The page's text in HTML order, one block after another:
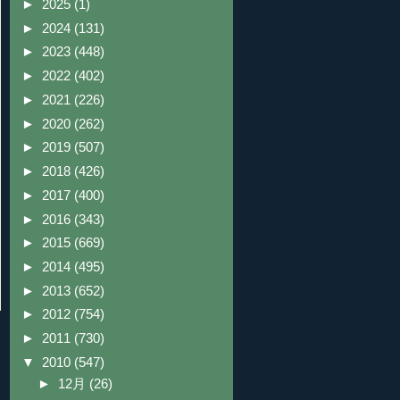
► 2025 (1)
► 2024 (131)
► 2023 (448)
► 2022 (402)
► 2021 (226)
► 2020 (262)
► 2019 (507)
► 2018 (426)
► 2017 (400)
► 2016 (343)
► 2015 (669)
► 2014 (495)
► 2013 (652)
► 2012 (754)
► 2011 (730)
▼ 2010 (547)
► 12月 (26)